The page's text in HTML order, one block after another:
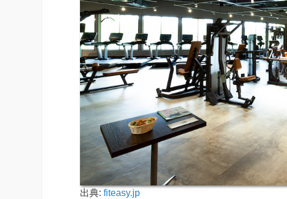
出典: fiteasy.jp